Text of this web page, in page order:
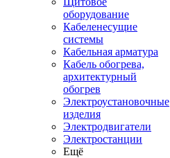
оборудование
Кабеленесущие
системы
Кабельная арматура
Кабель обогрева,
архитектурный
обогрев
Электроустановочные
изделия
Электродвигатели
Электростанции
Ещё